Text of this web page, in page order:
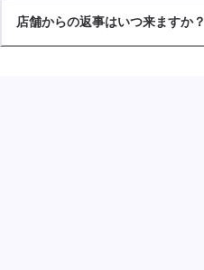
店舗からの返事はいつ来ますか？